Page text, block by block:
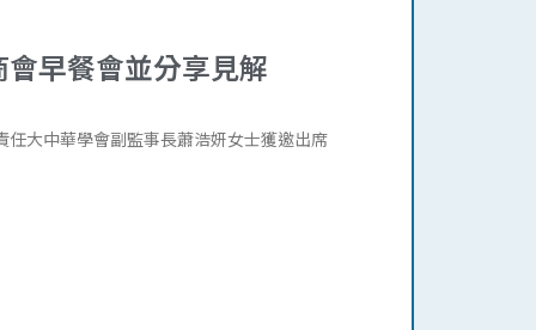
早餐會並分享見解
大中華學會副監事長蕭浩妍女士獲邀出席